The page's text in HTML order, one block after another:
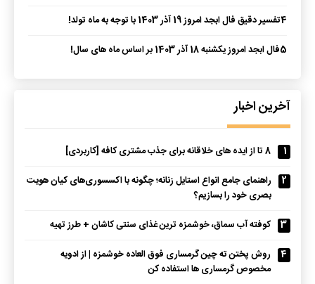
4تفسیر دقیق فال ابجد امروز 19 آذر 1403 با توجه به ماه تولد!
5فال ابجد امروز یکشنبه 18 آذر 1403 بر اساس ماه های سال!
آخرین اخبار
1
8 تا از ایده های خلاقانه برای جذب مشتری کافه [کاربردی]
2
راهنمای جامع انواع استایل زنانه؛ چگونه با اکسسوری‌های کیان هویت
بصری خود را بسازیم؟
3
کوفته آب سماق، خوشمزه ترین غذای سنتی کاشان + طرز تهیه
4
روش پختن ته چین گرمساری فوق العاده خوشمزه | از ادویه
مخصوص گرمساری ها استفاده کن